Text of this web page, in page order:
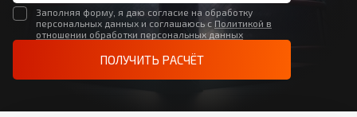
Заполняя форму, я даю согласие на обработку
персональных данных и соглашаюсь с Политикой в
отношении обработки персональных данных
ПОЛУЧИТЬ РАСЧЁТ